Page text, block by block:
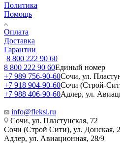
Политика
Помощь
Оплата
Доставка
Гарантии
8 800 222 90 60
8 800 222 90 60Единый номер
+7 989 756-90-60Сочи, ул.
+7 918 904-90-60Сочи (Строй-
+7 988 406-90-60Адлер, ул.
info@fleksi.ru
Сочи, ул. Пластунская, 72
Сочи (Строй Сити), ул. Донская,
Адлер, ул. Авиационная, 28/9